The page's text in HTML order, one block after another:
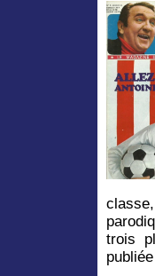
trois